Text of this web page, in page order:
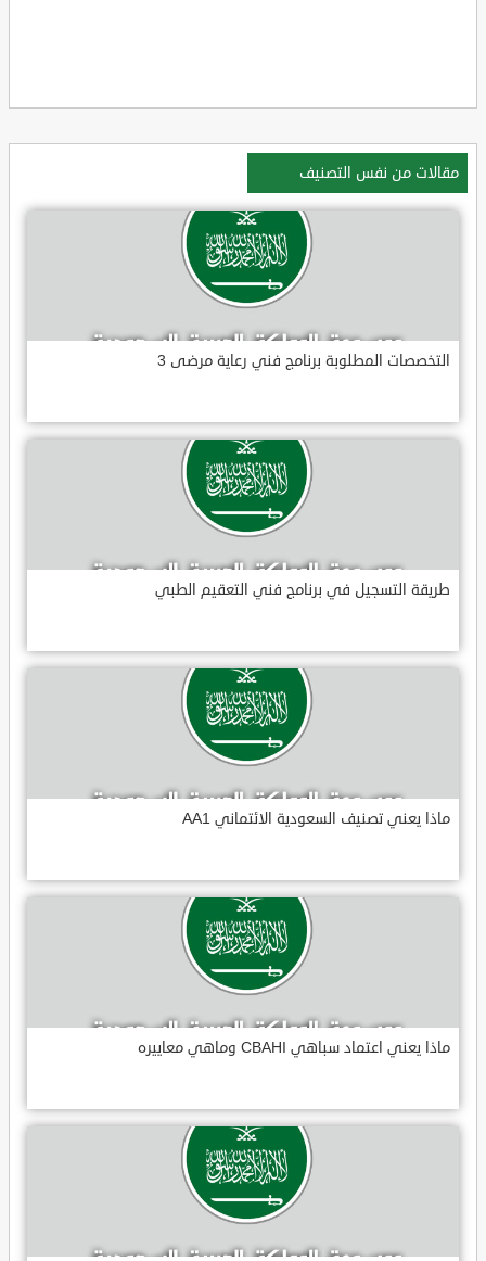
مقالات من نفس التصنيف
التخصصات المطلوبة برنامج فني رعاية مرضى 3
طريقة التسجيل في برنامج فني التعقيم الطبي
ماذا يعني تصنيف السعودية الائتماني AA1
ماذا يعني اعتماد سباهي CBAHI وماهي معاييره